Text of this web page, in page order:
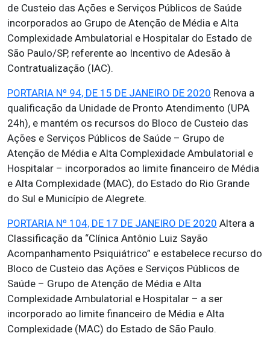
de Custeio das Ações e Serviços Públicos de Saúde
incorporados ao Grupo de Atenção de Média e Alta
Complexidade Ambulatorial e Hospitalar do Estado de
São Paulo/SP, referente ao Incentivo de Adesão à
Contratualização (IAC).
PORTARIA Nº 94, DE 15 DE JANEIRO DE 2020 Renova a
qualificação da Unidade de Pronto Atendimento (UPA
24h), e mantém os recursos do Bloco de Custeio das
Ações e Serviços Públicos de Saúde – Grupo de
Atenção de Média e Alta Complexidade Ambulatorial e
Hospitalar – incorporados ao limite financeiro de Média
e Alta Complexidade (MAC), do Estado do Rio Grande
do Sul e Município de Alegrete.
PORTARIA Nº 104, DE 17 DE JANEIRO DE 2020 Altera a
Classificação da “Clínica Antônio Luiz Sayão
Acompanhamento Psiquiátrico” e estabelece recurso do
Bloco de Custeio das Ações e Serviços Públicos de
Saúde – Grupo de Atenção de Média e Alta
Complexidade Ambulatorial e Hospitalar – a ser
incorporado ao limite financeiro de Média e Alta
Complexidade (MAC) do Estado de São Paulo.